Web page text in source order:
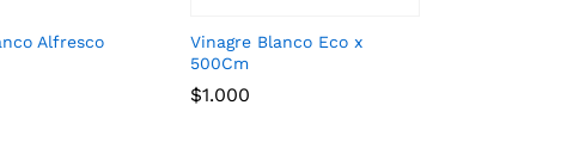
Alfresco
Vinagre Blanco Eco x
500Cm
$1.000